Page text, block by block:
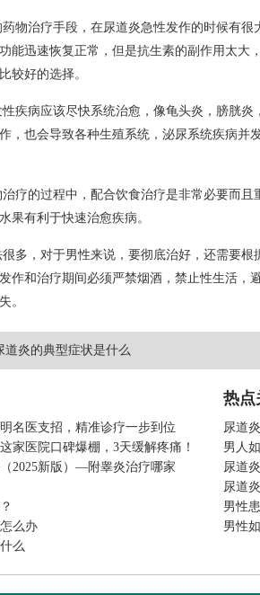
物治疗手段，在尿道炎急性发作的时候有
能迅速恢复正常，但是抗生素的副作用太大
较好的选择。
疾病应该尽快系统治愈，像龟头炎，膀胱
，也会导致各种生殖系统，泌尿系统疾病并
疗的过程中，配合饮食治疗是非常必要而
果有利于快速治愈疾病。
多，对于男性来说，要彻底治好，还需要
作和治疗期间必须严禁烟酒，禁止性生活，
。
道炎的典型症状是什么
名医支招，精准诊疗一步到位
家医院口碑爆棚，3天缓解疼痛！
2025新版）—附睾炎治疗哪家
么办
么
热点
尿道
男人
尿道
尿道
男性
男性